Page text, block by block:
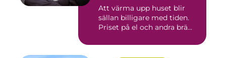
Att värma upp huset blir
sällan billigare med tiden.
Priset på el och andra brä...